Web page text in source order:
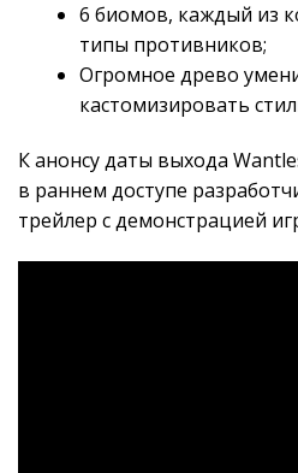
6 биомов, каждый из
типы противников;
Огромное древо
кастомизировать
К анонсу даты выхода
в раннем доступе
трейлер с демонстрацией